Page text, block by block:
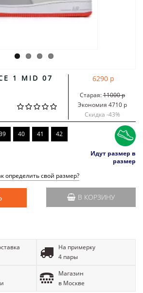
1 MID 07 6290 р
Старая:11000 р
Экономия 4710 р
Скидка -43%
40 41 42
Идут размер в
размер
определить свой размер?
В КОРЗИНУ
На примерку
4 пары
Магазин
в Москве